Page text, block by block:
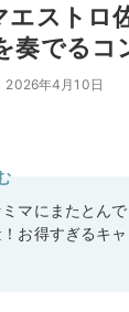
エスト
奏でるコ
2026年4月10日
マにまたとん
お得すぎるキ